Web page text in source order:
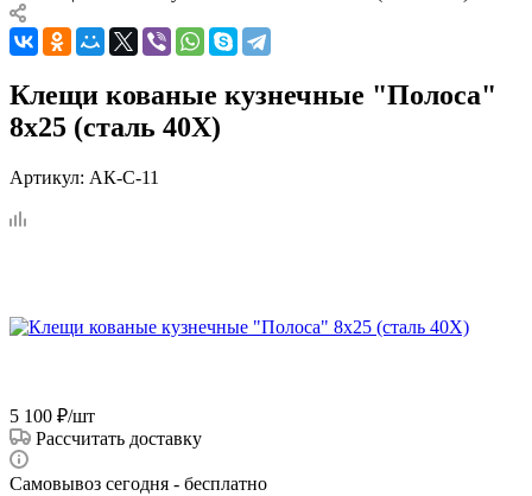
Клещи кованые кузнечные "Полоса"
8х25 (сталь 40Х)
Артикул: АК-С-11
5 100 ₽/шт
Рассчитать доставку
Самовывоз сегодня - бесплатно